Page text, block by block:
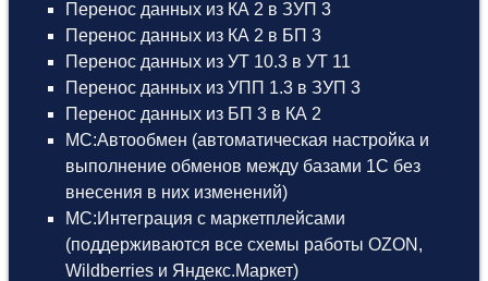
Перенос данных из КА 2 в ЗУП 3
Перенос данных из КА 2 в БП 3
Перенос данных из УТ 10.3 в УТ 11
Перенос данных из УПП 1.3 в ЗУП 3
Перенос данных из БП 3 в КА 2
МС:Автообмен (автоматическая настройка и
выполнение обменов между базами 1С без
внесения в них изменений)
МС:Интеграция с маркетплейсами
(поддерживаются все схемы работы OZON,
Wildberries и Яндекс.Маркет)